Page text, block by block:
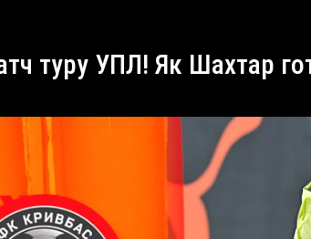
туру УПЛ! Як Шахтар